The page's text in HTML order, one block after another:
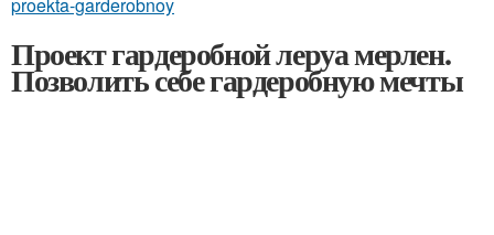
Проект гардеробной леруа мерлен.
Позволить себе гардеробную мечты